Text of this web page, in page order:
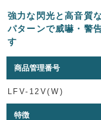
強力な閃光と高音質
パターンで威嚇・警
す
商品管理番号
LFV-12V(W)
特徴